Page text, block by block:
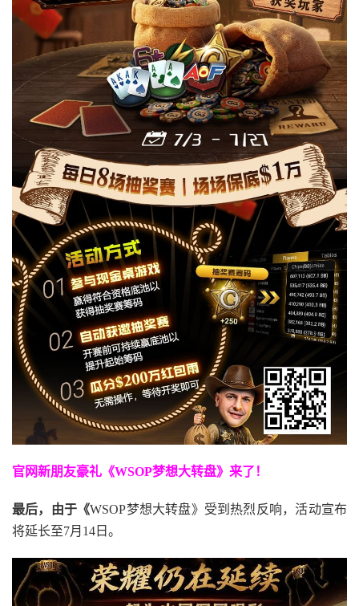
官网新朋友豪礼 《WSOP梦想大转盘》来了！
最后，由于《WSOP梦想大转盘》受到热烈反响，活动宣布
将延长至7月14日。